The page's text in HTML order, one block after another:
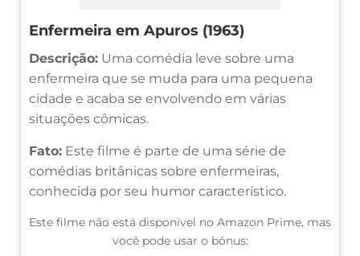
Enfermeira em Apuros (1963)
Descrição: Uma comédia leve sobre uma
enfermeira que se muda para uma pequena
cidade e acaba se envolvendo em várias
situações cômicas.
Fato: Este filme é parte de uma série de
comédias britânicas sobre enfermeiras,
conhecida por seu humor característico.
Este filme não está disponível no Amazon Prime, mas
você pode usar o bônus: